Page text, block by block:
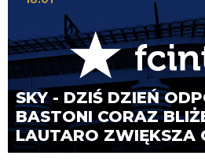
SKY - DZIŚ DZIEŃ
BASTONI CORAZ
LAUTARO ZWIĘKSZA